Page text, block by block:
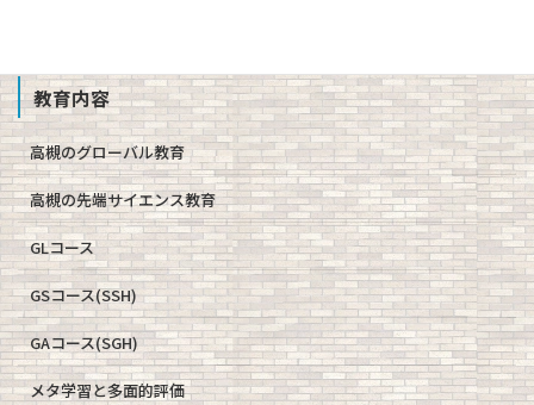
教育内容
高槻のグローバル教育
高槻の先端サイエンス教育
GLコース
GSコース(SSH)
GAコース(SGH)
メタ学習と多面的評価